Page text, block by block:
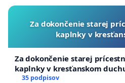
Za dokončenie starej
kaplnky v
Za dokončenie starej
kaplnky v kresťanskom
35 podpisov